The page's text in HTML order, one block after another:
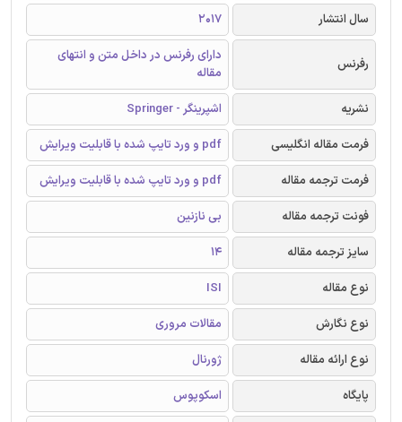
سال انتشار
2017
رفرنس
دارای رفرنس در داخل متن و انتهای
مقاله
نشریه
اشپرینگر - Springer
فرمت مقاله انگلیسی
pdf و ورد تایپ شده با قابلیت ویرایش
فرمت ترجمه مقاله
pdf و ورد تایپ شده با قابلیت ویرایش
فونت ترجمه مقاله
بی نازنین
سایز ترجمه مقاله
14
نوع مقاله
ISI
نوع نگارش
مقالات مروری
نوع ارائه مقاله
ژورنال
پایگاه
اسکوپوس